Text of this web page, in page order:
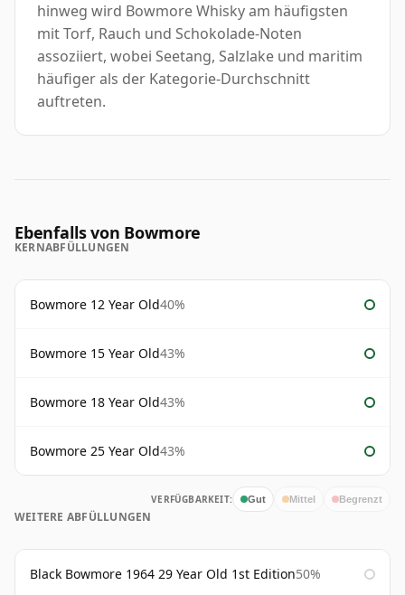
hinweg wird Bowmore Whisky am häufigsten
mit Torf, Rauch und Schokolade-Noten
assoziiert, wobei Seetang, Salzlake und maritim
häufiger als der Kategorie-Durchschnitt
auftreten.
Ebenfalls von Bowmore
KERNABFÜLLUNGEN
Bowmore 12 Year Old40%
Bowmore 15 Year Old43%
Bowmore 18 Year Old43%
Bowmore 25 Year Old43%
VERFÜGBARKEIT: Gut Mittel Begrenzt
WEITERE ABFÜLLUNGEN
Black Bowmore 1964 29 Year Old 1st Edition50%